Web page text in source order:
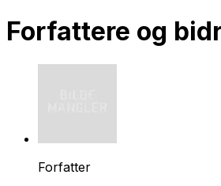
Forfattere og
Forfatter